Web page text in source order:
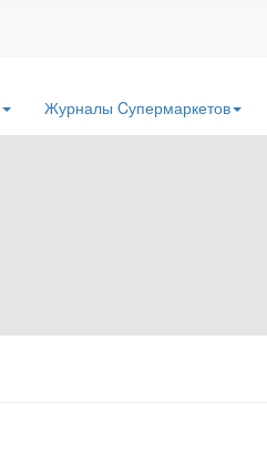
Журналы Cупермаркетов